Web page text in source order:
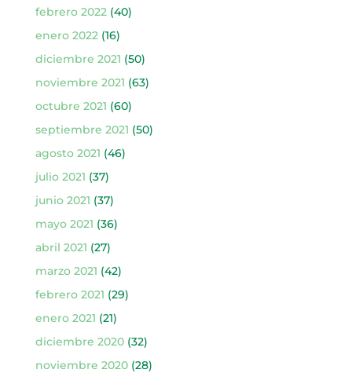
febrero 2022(40)
enero 2022(16)
diciembre 2021 (50)
noviembre 2021 (63)
octubre 2021 (60)
septiembre 2021 (50)
agosto 2021 (46)
julio 2021 (37)
junio 2021 (37)
mayo 2021 (36)
abril 2021 (27)
marzo 2021 (42)
febrero 2021 (29)
enero 2021 (21)
diciembre 2020(32)
noviembre 2020(28)